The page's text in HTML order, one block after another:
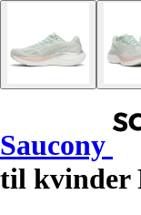
Saucony
til kvinder